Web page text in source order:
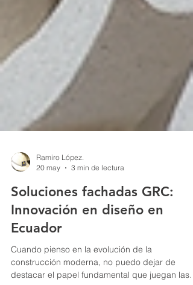
20 may
3 min de lectura
Soluciones fachadas GRC:
Innovación en diseño en
Ecuador